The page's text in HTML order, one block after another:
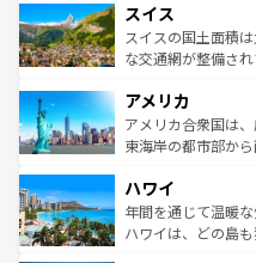
れる地方に足を運
きるだろ
を参照してほしい。
は、お酒好きな人にはぜ
ドイツ情報はコン
リアごとに異なる
ティー、ビール好
戦など、本場だか
ンツ一覧を参照して
スイス
スイスの国土面積
な交通網が整備さ
の建物がそのまま
博物館もあり、ア
ことができる。国
ば市内交通費無料で観
着のスイス情報は
アメリカ
アメリカ合衆国は
東海岸の都市部か
のような巨大都市
ンメントが詰まっ
西部には大自然が
ハワイ
年間を通じて温暖
ハワイは、どの島